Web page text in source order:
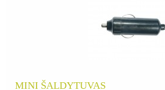
MINI ŠALDYTUVAS